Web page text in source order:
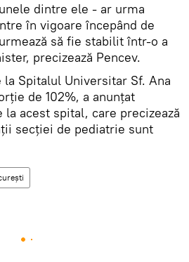
dintre ele - ar urma
în vigoare începând de
să fie stabilit într-o a
precizează Pencev.
la Spitalul Universitar Sf. Ana
de 102%, a anunţat
la acest spital, care precizează
secţiei de pediatrie sunt